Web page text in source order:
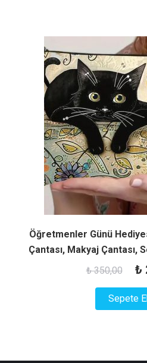
Öğretmenler Günü
Çantası, Makyaj Çantası,
₺350,00
₺
₺
Sepete